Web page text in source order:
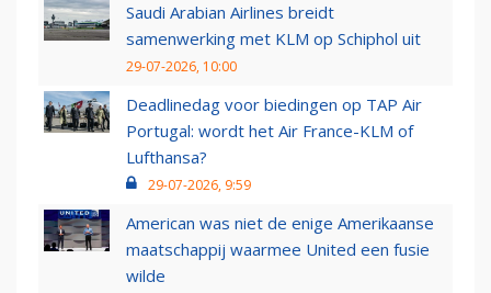
Saudi Arabian Airlines breidt
samenwerking met KLM op Schiphol uit
29-07-2026, 10:00
Deadlinedag voor biedingen op TAP Air
Portugal: wordt het Air France-KLM of
Lufthansa?
29-07-2026, 9:59
American was niet de enige Amerikaanse
maatschappij waarmee United een fusie
wilde